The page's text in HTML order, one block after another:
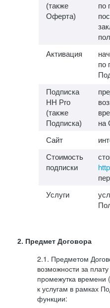
(также
Оферта)
по
Активация
по
Подписка
HH Pro
(также
Подписка)
на
Сайт
Стоимость
подписки
Услуги
2. Предмет Договора
2.1. Предметом
возможности за
промежутка времени
к услугам в рамках
функции: